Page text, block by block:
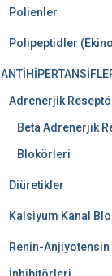
Polienler
Polipeptidler
Adrenerjik
Beta Adrenerjik
Blokörleri
Diüretikler
Kalsiyum Kanal
Renin-